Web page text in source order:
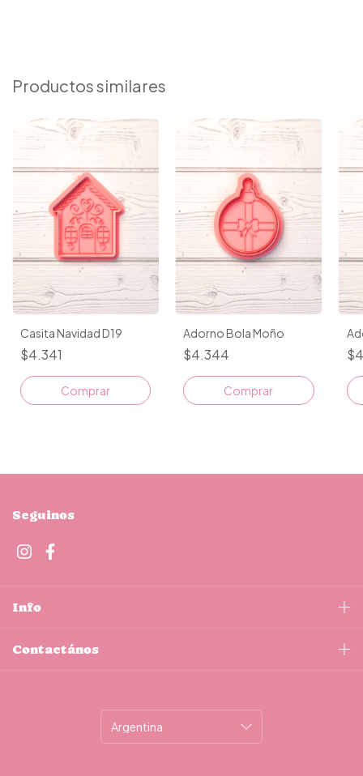
Productos similares
Casita Navidad D19
$4.341
Comprar
Adorno Bola Moño
$4.344
Comprar
Seguinos
Info
Contactános